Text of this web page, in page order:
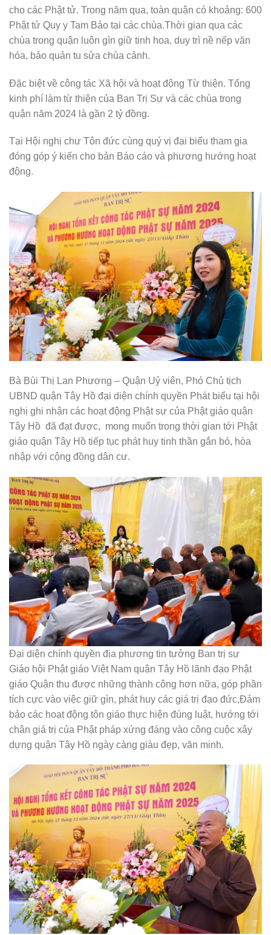
cho các Phật tử. Trong năm qua, toàn quận có khoảng: 600
Phật tử Quy y Tam Bảo tại các chùa.Thời gian qua các
chùa trong quận luôn gìn giữ tinh hoa, duy trì nề nếp văn
hóa, bảo quản tu sửa chùa cảnh.
Đặc biệt về công tác Xã hội và hoạt động Từ thiện. Tổng
kinh phí làm từ thiện của Ban Trị Sự và các chùa trong
quận năm 2024 là gần 2 tỷ đồng.
Tại Hội nghị chư Tôn đức cùng quý vị đại biểu tham gia
đóng góp ý kiến cho bản Báo cáo và phương hướng hoạt
động.
Bà Bùi Thị Lan Phương – Quận Uỷ viên, Phó Chủ tịch
UBND quận Tây Hồ đại diện chính quyền Phát biểu tại hội
nghị ghi nhận các hoạt động Phật sự của Phật giáo quận
Tây Hồ đã đạt được, mong muốn trong thời gian tới Phật
giáo quận Tây Hồ tiếp tục phát huy tinh thần gắn bó, hòa
nhập với cộng đồng dân cư.
Đại diện chính quyền địa phương tin tưởng Ban trị sự
Giáo hội Phật giáo Việt Nam quận Tây Hồ lãnh đạo Phật
giáo Quận thu được những thành công hơn nữa, góp phần
tích cực vào việc giữ gìn, phát huy các giá trị đạo đức,Đảm
bảo các hoạt động tôn giáo thực hiện đúng luật, hướng tới
chân giá trị của Phật pháp xứng đáng vào công cuộc xây
dựng quận Tây Hồ ngày càng giàu đẹp, văn minh.